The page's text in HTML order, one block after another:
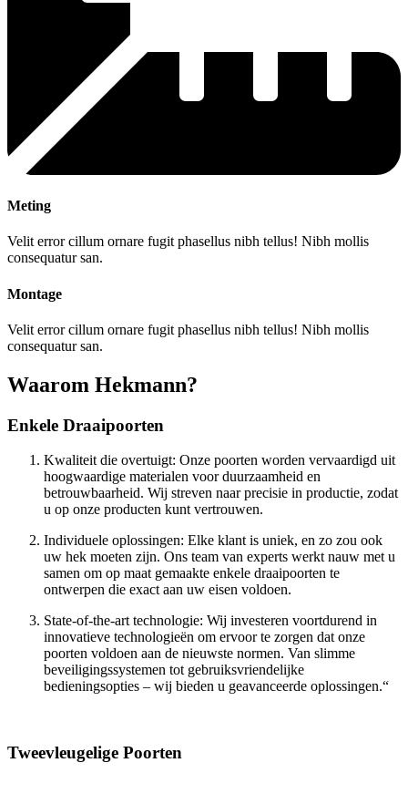
Meting
Velit error cillum ornare fugit phasellus nibh tellus! Nibh mollis
consequatur san.
Montage
Velit error cillum ornare fugit phasellus nibh tellus! Nibh mollis
consequatur san.
Waarom Hekmann?
Enkele Draaipoorten
Kwaliteit die overtuigt: Onze poorten worden vervaardigd uit
hoogwaardige materialen voor duurzaamheid en
betrouwbaarheid. Wij streven naar precisie in productie, zodat
u op onze producten kunt vertrouwen.
Individuele oplossingen: Elke klant is uniek, en zo zou ook
uw hek moeten zijn. Ons team van experts werkt nauw met u
samen om op maat gemaakte enkele draaipoorten te
ontwerpen die exact aan uw eisen voldoen.
State-of-the-art technologie: Wij investeren voortdurend in
innovatieve technologieën om ervoor te zorgen dat onze
poorten voldoen aan de nieuwste normen. Van slimme
beveiligingssystemen tot gebruiksvriendelijke
bedieningsopties – wij bieden u geavanceerde oplossingen.“
Tweevleugelige Poorten